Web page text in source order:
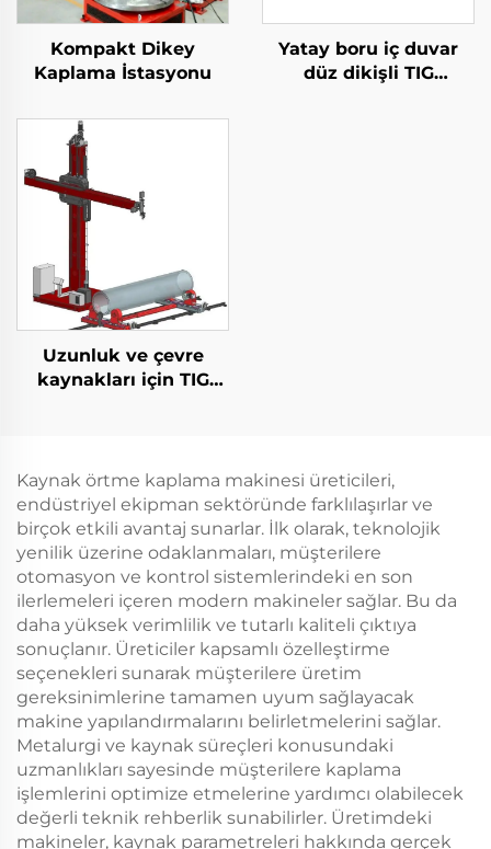
Kompakt Dikey
Kaplama İstasyonu
Yatay boru iç duvar
düz dikişli TIG
Uzunluk ve çevre
kaynakları için TIG
Kaynak örtme kaplama makinesi üreticileri,
endüstriyel ekipman sektöründe farklılaşırlar ve
birçok etkili avantaj sunarlar. İlk olarak, teknolojik
yenilik üzerine odaklanmaları, müşterilere
otomasyon ve kontrol sistemlerindeki en son
ilerlemeleri içeren modern makineler sağlar. Bu da
daha yüksek verimlilik ve tutarlı kaliteli çıktıya
sonuçlanır. Üreticiler kapsamlı özelleştirme
seçenekleri sunarak müşterilere üretim
gereksinimlerine tamamen uyum sağlayacak
makine yapılandırmalarını belirletmelerini sağlar.
Metalurgi ve kaynak süreçleri konusundaki
uzmanlıkları sayesinde müşterilere kaplama
işlemlerini optimize etmelerine yardımcı olabilecek
değerli teknik rehberlik sunabilirler. Üretimdeki
makineler, kaynak parametreleri hakkında gerçek